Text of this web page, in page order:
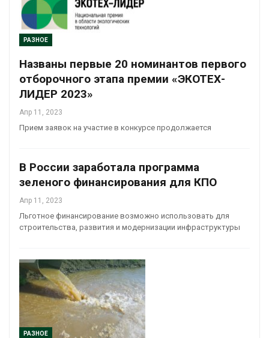
РАЗНОЕ
Названы первые 20 номинантов первого
отборочного этапа премии «ЭКОТЕХ-
ЛИДЕР 2023»
Апр 11, 2023
Прием заявок на участие в конкурсе продолжается
В России заработала программа
зеленого финансирования для КПО
Апр 11, 2023
Льготное финансирование возможно использовать для
строительства, развития и модернизации инфраструктуры
РАЗНОЕ